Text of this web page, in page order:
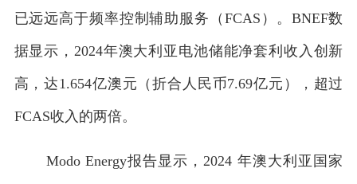
已远远高于频率控制辅助服务（FCAS）。BNEF数
据显示，2024年澳大利亚电池储能净套利收入创新
高，达1.654亿澳元（折合人民币7.69亿元），超过
FCAS收入的两倍。
Modo Energy报告显示，2024 年澳大利亚国家